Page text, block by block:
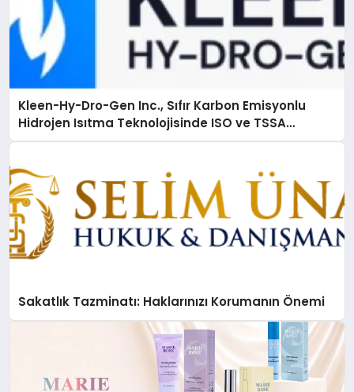
Kleen-Hy-Dro-Gen Inc., Sıfır Karbon Emisyonlu
Hidrojen Isıtma Teknolojisinde ISO ve TSSA
Düzenleyici Onaylarını Aldı
Sakatlık Tazminatı: Haklarınızı Korumanın Önemi